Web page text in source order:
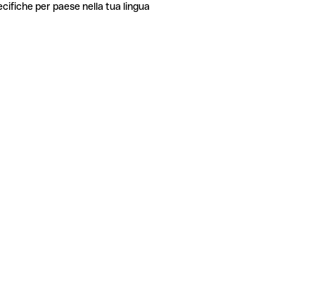
per paese nella tua lingua